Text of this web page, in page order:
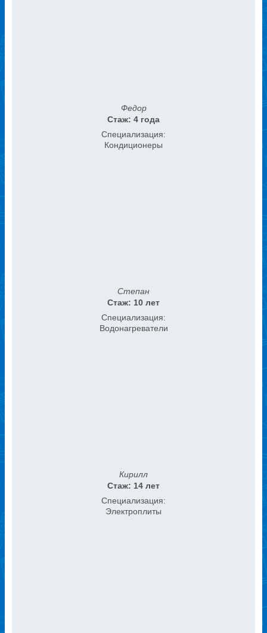
Федор
Стаж: 4 года
Специализация:
Кондиционеры
Степан
Стаж: 10 лет
Специализация:
Водонагреватели
Кирилл
Стаж: 14 лет
Специализация:
Электроплиты